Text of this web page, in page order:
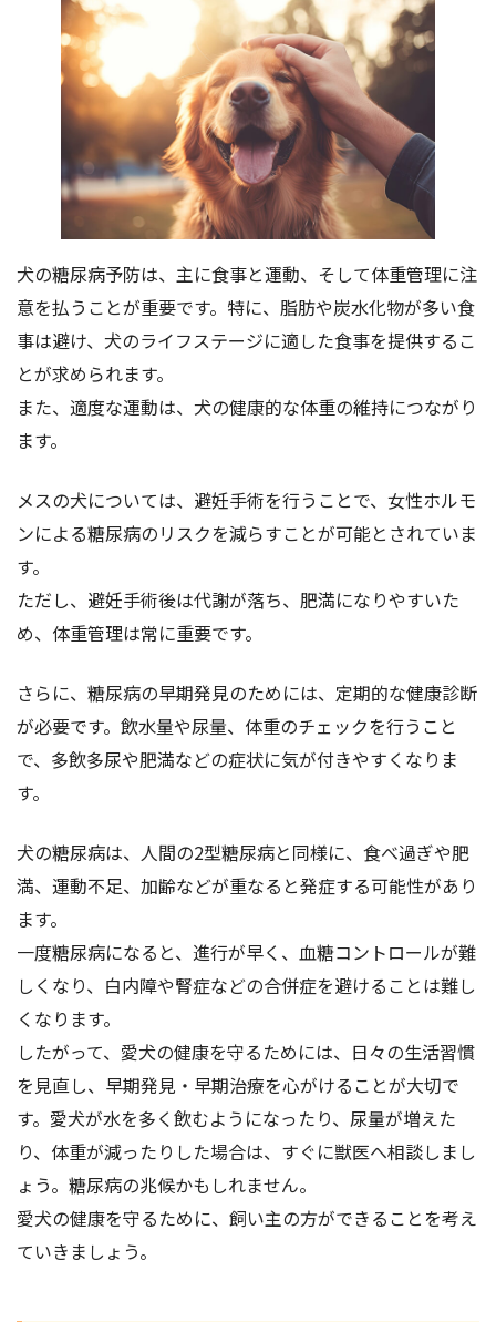
犬の糖尿病予防は、主に食事と運動、そして体重管理に注
意を払うことが重要です。特に、脂肪や炭水化物が多い食
事は避け、犬のライフステージに適した食事を提供するこ
とが求められます。
また、適度な運動は、犬の健康的な体重の維持につながり
ます。
メスの犬については、避妊手術を行うことで、女性ホルモ
ンによる糖尿病のリスクを減らすことが可能とされていま
す。
ただし、避妊手術後は代謝が落ち、肥満になりやすいた
め、体重管理は常に重要です。
さらに、糖尿病の早期発見のためには、定期的な健康診断
が必要です。飲水量や尿量、体重のチェックを行うこと
で、多飲多尿や肥満などの症状に気が付きやすくなりま
す。
犬の糖尿病は、人間の2型糖尿病と同様に、食べ過ぎや肥
満、運動不足、加齢などが重なると発症する可能性があり
ます。
一度糖尿病になると、進行が早く、血糖コントロールが難
しくなり、白内障や腎症などの合併症を避けることは難し
くなります。
したがって、愛犬の健康を守るためには、日々の生活習慣
を見直し、早期発見・早期治療を心がけることが大切で
す。愛犬が水を多く飲むようになったり、尿量が増えた
り、体重が減ったりした場合は、すぐに獣医へ相談しまし
ょう。糖尿病の兆候かもしれません。
愛犬の健康を守るために、飼い主の方ができることを考え
ていきましょう。